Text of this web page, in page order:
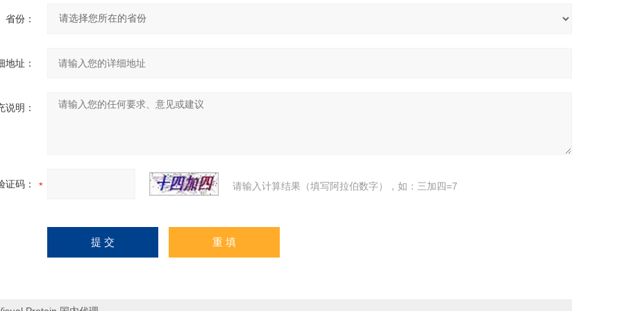
省份：
地址：
说明：
证码： 请输入计算结果（填写阿拉伯数字），如：三加四=7